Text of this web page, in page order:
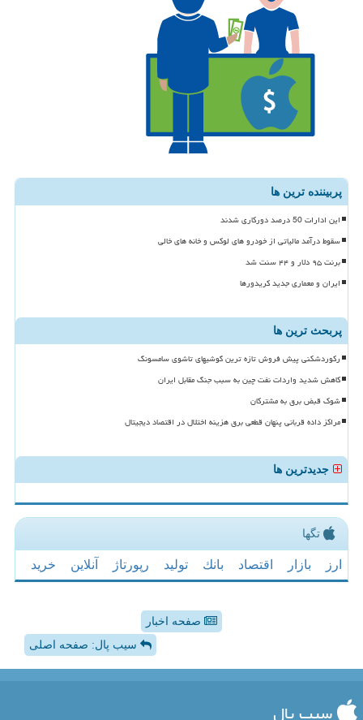
پربیننده ترین ها
این ادارات 50 درصد دورکاری شدند
سقوط درآمد مالیاتی از خودرو های لوکس و خانه های خالی
برنت ۹۵ دلار و ۴۴ سنت شد
ایران و معماری جدید کریدورها
پربحث ترین ها
رکوردشکنی پیش فروش تازه ترین گوشیهای تاشوی سامسونگ
کاهش شدید واردات نفت چین به سبب جنگ مقابل ایران
شوک قبض برق به مشترکان
مراکز داده قربانی پنهان قطعی برق هزینه اختلال در اقتصاد دیجیتال
جدیدترین ها
تگها
ارز بازار اقتصاد بانك تولید رپورتاژ آنلاین خرید
صفحه اخبار
سیب پال: صفحه اصلی
سیب پال